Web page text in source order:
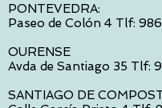
PONTEVEDRA:
Paseo de Colón 4 Tlf:
OURENSE
Avda de Santiago 35 Tlf:
SANTIAGO DE